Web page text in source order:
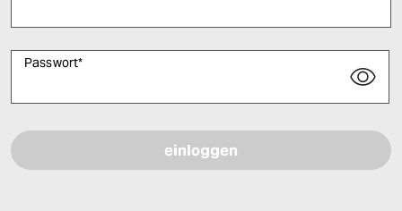
Passwort*